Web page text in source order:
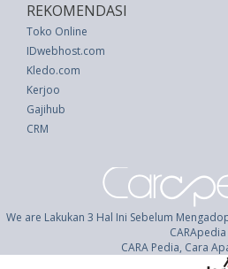
REKOMENDASI
Toko Online
IDwebhost.com
Kledo.com
Kerjoo
Gajihub
CRM
We are Lakukan 3 Hal Ini Sebelum
CARApedia
CARA Pedia, Cara